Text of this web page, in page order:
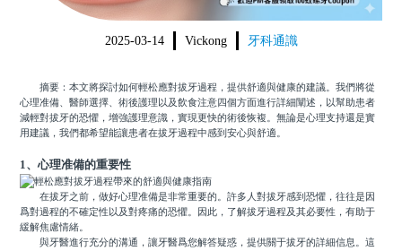
根管收費
美學收費
箍牙收費
門診時間
2025-03-14 Vickong 牙科通識
摘要：本文將探討如何輕松應對拔牙過程，提供舒適與健康的建議。我們將從
心理准備、醫師選擇、術後護理以及飲食注意四個方面進行詳細闡述，以幫助患者
減輕對拔牙的恐懼，增強護理意識，實現更快的術後恢複。無論是心理支持還是實
用建議，我們都希望能讓患者在拔牙過程中感到安心與舒適。
1、心理准備的重要性
在拔牙之前，做好心理准備是非常重要的。許多人對拔牙感到恐懼，往往是因
爲對過程的不確定性以及對疼痛的恐懼。因此，了解拔牙過程及其必要性，有助于
緩解焦慮情緒。
與牙醫進行充分的溝通，讓牙醫爲您解答疑惑，提供關于拔牙的詳細信息。這